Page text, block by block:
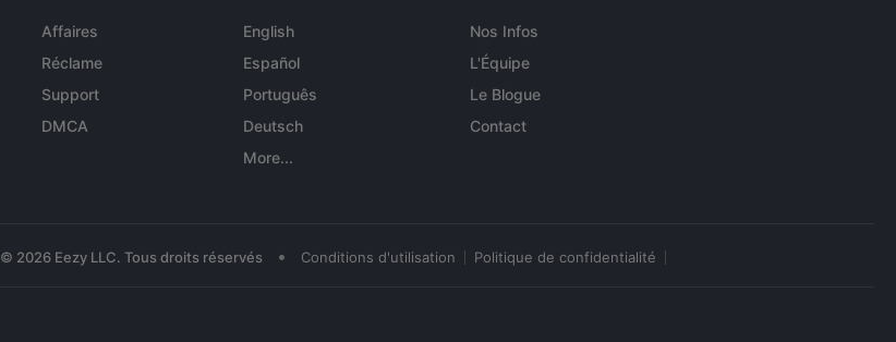
Affaires
Réclame
Support
DMCA
English
Español
Português
Deutsch
More...
Nos Infos
L'Équipe
Le Blogue
Contact
© 2026 Eezy LLC. Tous droits réservés • Conditions d'utilisation Politique de confidentialité